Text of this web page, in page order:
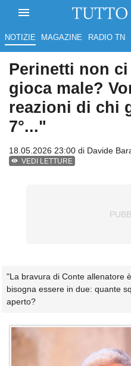
NOTIZIE MAGAZINE RADIO TN
Perinetti non
gioca male?
reazioni di chi
7°..."
18.05.2026 23:00 di Davide
VEDI LETTURE
"La bravura di Conte allenatore
bisogna essere in due: quante
aperto?